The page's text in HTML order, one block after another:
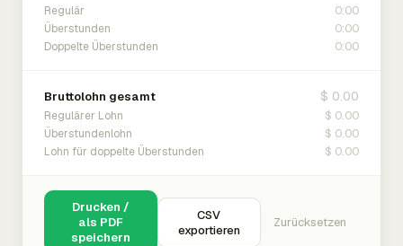
Regulär 0:00
Überstunden 0:00
Doppelte Überstunden 0:00
Bruttolohn gesamt $ 0.00
Regulärer Lohn $ 0.00
Überstundenlohn $ 0.00
Lohn für doppelte Überstunden $ 0.00
Drucken /
als PDF
speichern
CSV
exportieren
Zurücksetzen